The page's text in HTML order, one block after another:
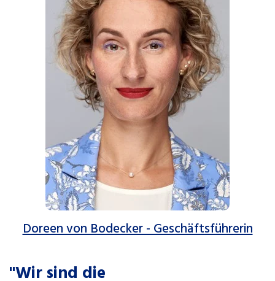
Doreen von Bodecker - Geschäftsführerin
"Wir sind die